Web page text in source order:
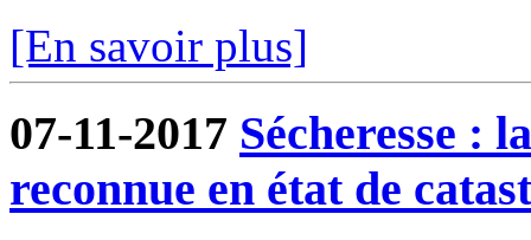
[En savoir plus]
07-11-2017 Sécheresse :
reconnue en état de